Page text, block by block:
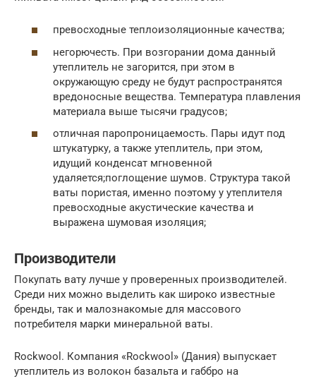
превосходные теплоизоляционные качества;
негорючесть. При возгорании дома данный
утеплитель не загорится, при этом в
окружающую среду не будут распространятся
вредоносные вещества. Температура плавления
материала выше тысячи градусов;
отличная паропроницаемость. Пары идут под
штукатурку, а также утеплитель, при этом,
идущий конденсат мгновенной
удаляется;поглощение шумов. Структура такой
ваты пористая, именно поэтому у утеплителя
превосходные акустические качества и
выражена шумовая изоляция;
Производители
Покупать вату лучше у проверенных производителей.
Среди них можно выделить как широко известные
бренды, так и малознакомые для массового
потребителя марки минеральной ваты.
Rockwool. Компания «Rockwool» (Дания) выпускает
утеплитель из волокон базальта и габбро на